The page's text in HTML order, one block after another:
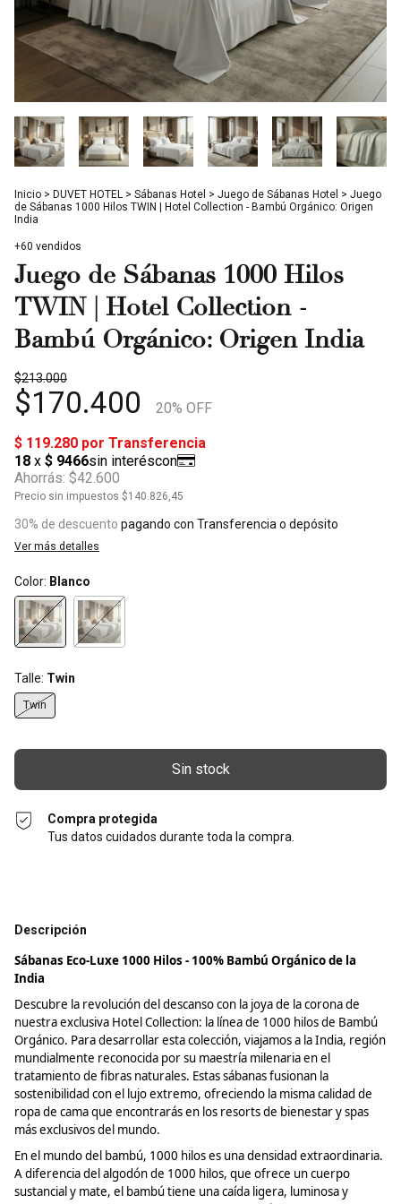
Inicio > DUVET HOTEL > Sábanas Hotel > Juego de Sábanas Hotel > Juego
de Sábanas 1000 Hilos TWIN | Hotel Collection - Bambú Orgánico: Origen
India
+60 vendidos
Juego de Sábanas 1000 Hilos
TWIN | Hotel Collection -
Bambú Orgánico: Origen India
$213.000
$170.400 20% OFF
Ahorrás: $42.600
Precio sin impuestos $140.826,45
30% de descuento pagando con Transferencia o depósito
Ver más detalles
Color: Blanco
Talle: Twin
Twin
Compra protegida
Tus datos cuidados durante toda la compra.
Descripción
Sábanas Eco-Luxe 1000 Hilos - 100% Bambú Orgánico de la
India
Descubre la revolución del descanso con la joya de la corona de
nuestra exclusiva HotelCollection: la línea de 1000 hilos de Bambú
Orgánico. Para desarrollar esta colección, viajamos a la India, región
mundialmente reconocida por su maestría milenaria en el
tratamiento de fibras naturales. Estas sábanas fusionan la
sostenibilidad con el lujo extremo, ofreciendo la misma calidad de
ropa de cama que encontrarás en los resorts de bienestar y spas
más exclusivos del mundo.
En el mundo del bambú, 1000 hilos es una densidad extraordinaria.
A diferencia del algodón de 1000 hilos, que ofrece un cuerpo
sustancial y mate, el bambú tiene una caída ligera, luminosa y